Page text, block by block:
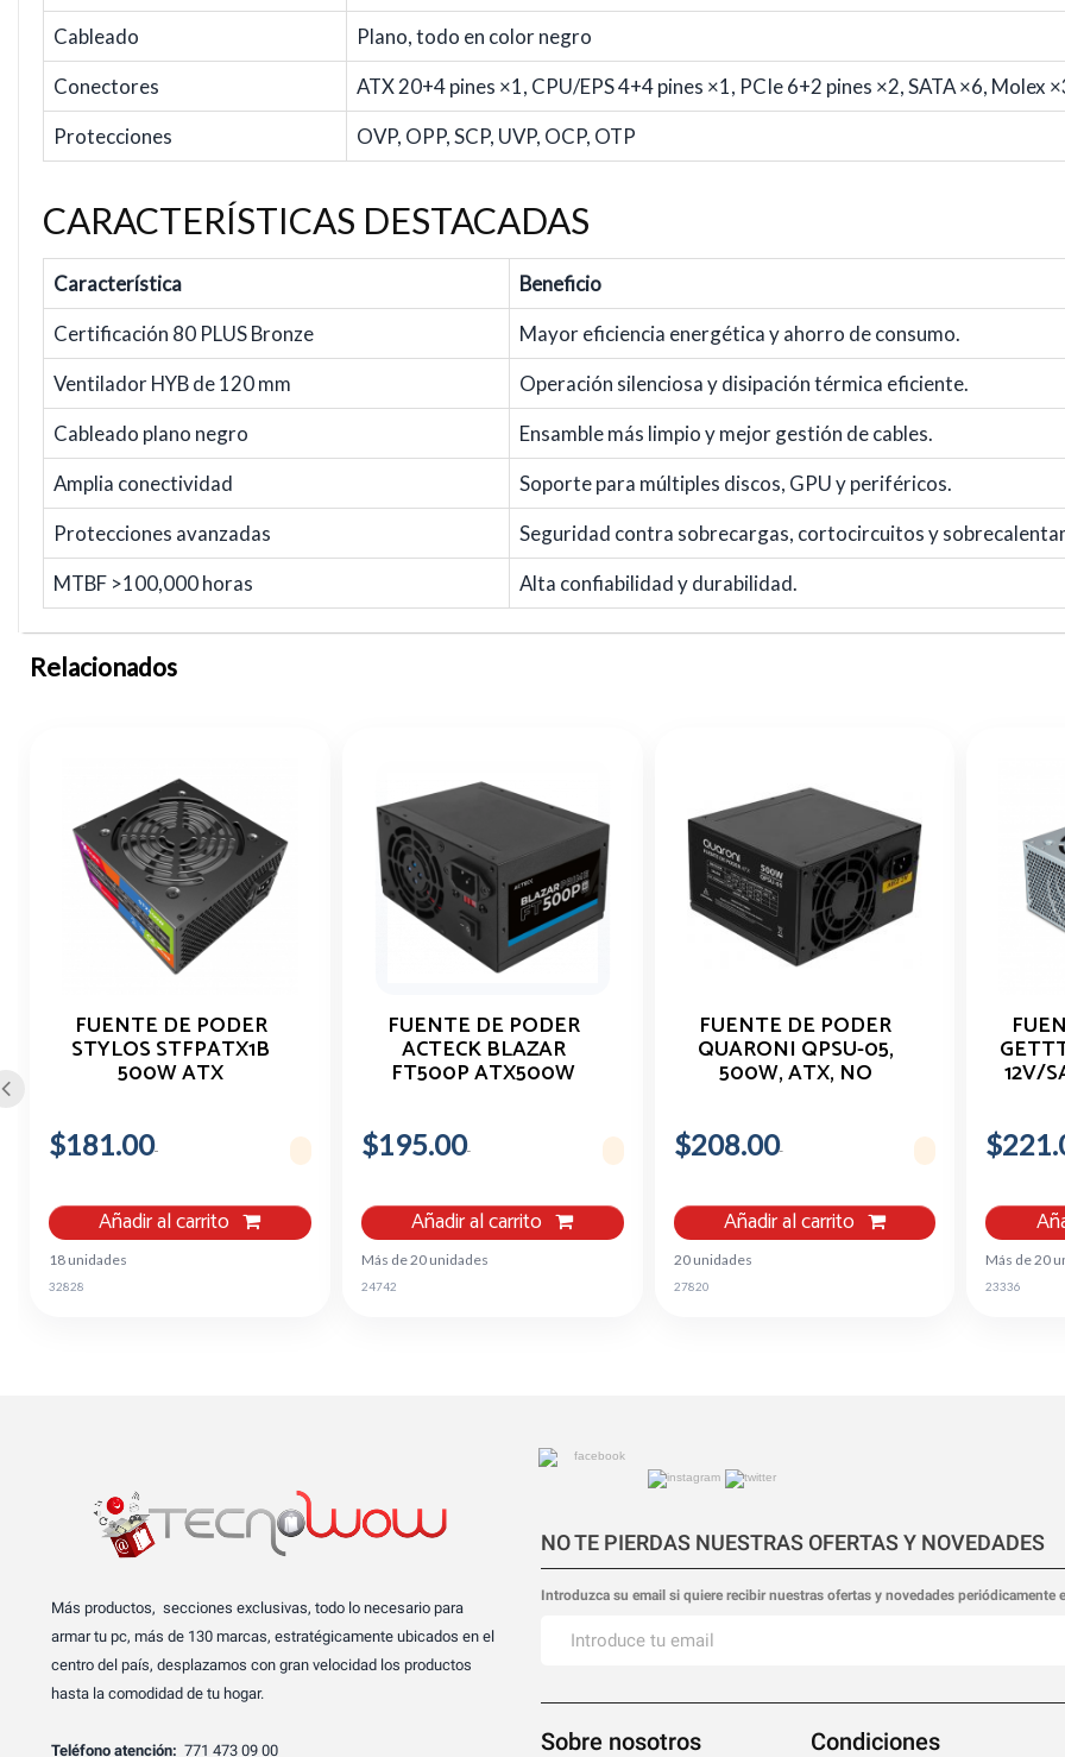
Cableado
Plano, todo en color negro
Conectores
ATX 20+4 pines ×1, CPU/EPS 4+4 pines ×1, PCIe 6+2 pines ×2, SATA ×6, Molex
Protecciones
OVP, OPP, SCP, UVP, OCP, OTP
CARACTERÍSTICAS DESTACADAS
Característica
Beneficio
Certificación 80 PLUS Bronze
Mayor eficiencia energética y ahorro de consumo.
Ventilador HYB de 120 mm
Operación silenciosa y disipación térmica eficiente.
Cableado plano negro
Ensamble más limpio y mejor gestión de cables.
Amplia conectividad
Soporte para múltiples discos, GPU y periféricos.
Protecciones avanzadas
Seguridad contra sobrecargas, cortocircuitos y
MTBF >100,000 horas
Alta confiabilidad y durabilidad.
Relacionados
FUENTE DE PODER
STYLOS STFPATX1B
500W ATX
$181.00
Añadir al carrito
18 unidades
32828
FUENTE DE PODER
ACTECK BLAZAR
FT500P ATX500W
$195.00
Añadir al carrito
Más de 20 unidades
24742
FUENTE DE PODER
QUARONI QPSU-05,
500W, ATX, NO
$208.00
Añadir al carrito
20 unidades
27820
12V/
Más de 20
23336
Más productos, secciones exclusivas, todo lo necesario para
armar tu pc, más de 130 marcas, estratégicamente ubicados en el
centro del país, desplazamos con gran velocidad los productos
hasta la comodidad de tu hogar.
Teléfono atención: 771 473 09 00
NO TE PIERDAS NUESTRAS OFERTAS Y NOVEDADES
Introduzca su email si quiere recibir nuestras ofertas y novedades periódicamente
Sobre nosotros Condiciones